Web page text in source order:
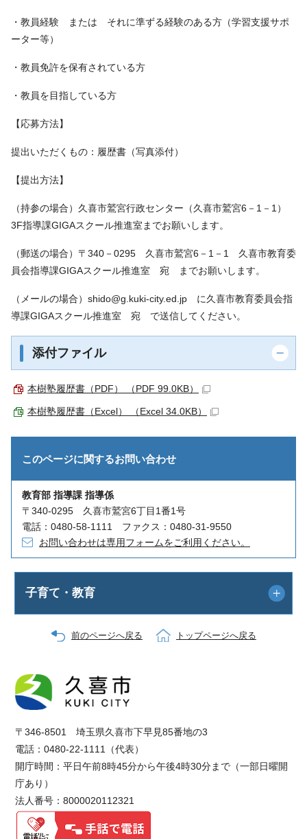
・教員経験 または それに準ずる経験のある方（学習支援サポ
ーター等）
・教員免許を保有されている方
・教員を目指している方
【応募方法】
提出いただくもの：履歴書（写真添付）
【提出方法】
（持参の場合）久喜市鷲宮行政センター（久喜市鷲宮6－1－1）
3F指導課GIGAスクール推進室までお願いします。
（郵送の場合）〒340－0295 久喜市鷲宮6－1－1 久喜市教育委
員会指導課GIGAスクール推進室 宛 までお願いします。
（メールの場合）shido@g.kuki-city.ed.jp に久喜市教育委員会指
導課GIGAスクール推進室 宛 で送信してください。
添付ファイル
本樹塾履歴書（PDF） （PDF 99.0KB）
本樹塾履歴書（Excel） （Excel 34.0KB）
このページに関するお問い合わせ
教育部 指導課 指導係
〒340-0295 久喜市鷲宮6丁目1番1号
電話：0480-58-1111 ファクス：0480-31-9550
お問い合わせは専用フォームをご利用ください。
子育て・教育
前のページへ戻る トップページへ戻る
〒346-8501 埼玉県久喜市下早見85番地の3
電話：0480-22-1111（代表）
開庁時間：平日午前8時45分から午後4時30分まで（一部日曜開
庁あり）
法人番号：8000020112321